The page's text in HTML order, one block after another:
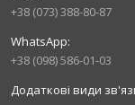
+38 (073) 388-80-87
+38 (098) 586-01-03